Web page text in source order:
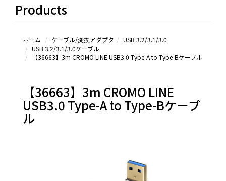
リーズ＆その
Products
ホーム ケーブル/変換アダプタ
USB 3.2/3.1/3.0
USB 3.2/3.1/3.0ケーブル
【36663】3m CROMO LINE USB3.0 Type-A to Type-Bケーブル
【36663】3m CROMO LINE
USB3.0 Type-A to Type-Bケーブ
ル